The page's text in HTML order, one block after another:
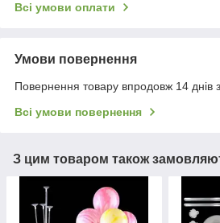
Всі умови оплати
Умови повернення
Повернення товару впродовж 14 днів
Всі умови повернення
З цим товаром також